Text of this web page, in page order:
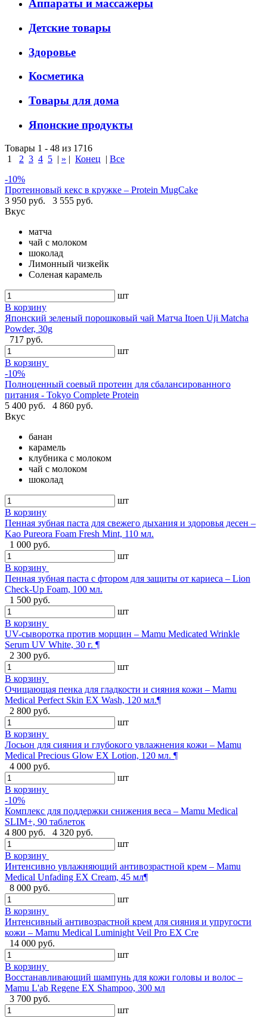
Аппараты и массажеры
Детские товары
Здоровье
Косметика
Товары для дома
Японские продукты
Товары 1 - 48 из 1716
1
2 3 4 5 | » | Конец | Все
-10%
Протеиновый кекс в кружке – Protein MugCake
3 950 руб.
3 555 руб.
Вкус
матча
чай с молоком
шоколад
Лимонный чизкейк
Соленая карамель
шт
В корзину
Японский зеленый порошковый чай Матча Itoen Uji Matcha
Powder, 30g
717 руб.
шт
В корзину
-10%
Полноценный соевый протеин для сбалансированного
питания - Tokyo Complete Protein
5 400 руб.
4 860 руб.
Вкус
банан
карамель
клубника с молоком
чай с молоком
шоколад
шт
В корзину
Пенная зубная паста для свежего дыхания и здоровья десен –
Kao Pureora Foam Fresh Mint, 110 мл.
1 000 руб.
шт
В корзину
Пенная зубная паста с фтором для защиты от кариеса – Lion
Check-Up Foam, 100 мл.
1 500 руб.
шт
В корзину
UV-сыворотка против морщин – Mamu Medicated Wrinkle
Serum UV White, 30 г. ¶
2 300 руб.
шт
В корзину
Очищающая пенка для гладкости и сияния кожи – Mamu
Medical Perfect Skin EX Wash, 120 мл.¶
2 800 руб.
шт
В корзину
Лосьон для сияния и глубокого увлажнения кожи – Mamu
Medical Precious Glow EX Lotion, 120 мл. ¶
4 000 руб.
шт
В корзину
-10%
Комплекс для поддержки снижения веса – Mamu Medical
SLIM+, 90 таблеток
4 800 руб.
4 320 руб.
шт
В корзину
Интенсивно увлажняющий антивозрастной крем – Mamu
Medical Unfading EX Cream, 45 мл¶
8 000 руб.
шт
В корзину
Интенсивный антивозрастной крем для сияния и упругости
кожи – Mamu Medical Luminight Veil Pro EX Cre
14 000 руб.
шт
В корзину
Восстанавливающий шампунь для кожи головы и волос –
Mamu L'ab Regene EX Shampoo, 300 мл
3 700 руб.
шт